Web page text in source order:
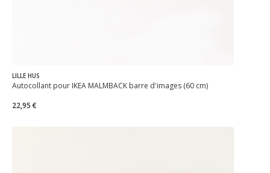
LILLE HUS
Autocollant pour IKEA MALMBÄCK barre d'images (60 cm)
22,95 €